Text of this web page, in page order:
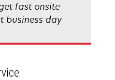
fast onsite
business day